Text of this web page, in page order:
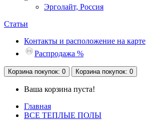
Эрголайт, Россия
Статьи
Контакты и расположение на карте
Распродажа %
Корзина покупок: 0 Корзина покупок: 0
Ваша корзина пуста!
Главная
ВСЕ ТЕПЛЫЕ ПОЛЫ